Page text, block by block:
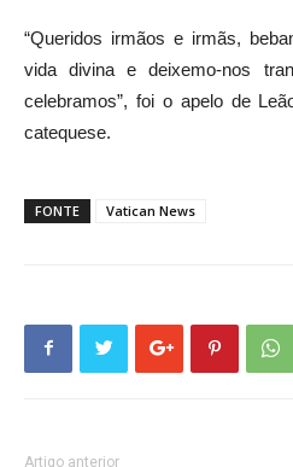
“Queridos irmãos e irmãs,
vida divina e deixemo-nos
celebramos”, foi o apelo de
catequese.
FONTE Vatican News
Artigo anterior